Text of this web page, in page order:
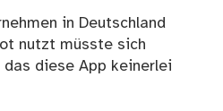
in Deutschland
nutzt müsste sich
diese App keinerlei